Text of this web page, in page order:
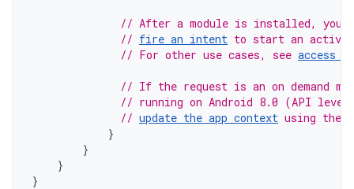
// After a module is installed, you
// fire an intent to start an
// For other use cases, see access
// If the request is an on demand
// running on Android 8.0 (API
// update the app context using the
}
}
}
}